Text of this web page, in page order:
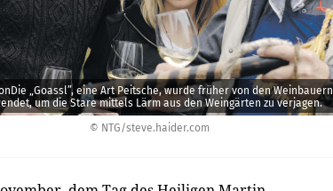
© NTG/steve.haider.com
„Goassl”, eine Art Peitsche, wurde früher von den Weinbauern
um die Stare mittels Lärm aus den Weingärten zu verjagen.